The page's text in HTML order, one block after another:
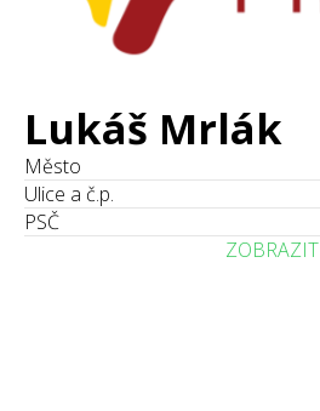
Lukáš Mrlák
Město
Ulice a č.p.
PSČ
ZOBRAZIT